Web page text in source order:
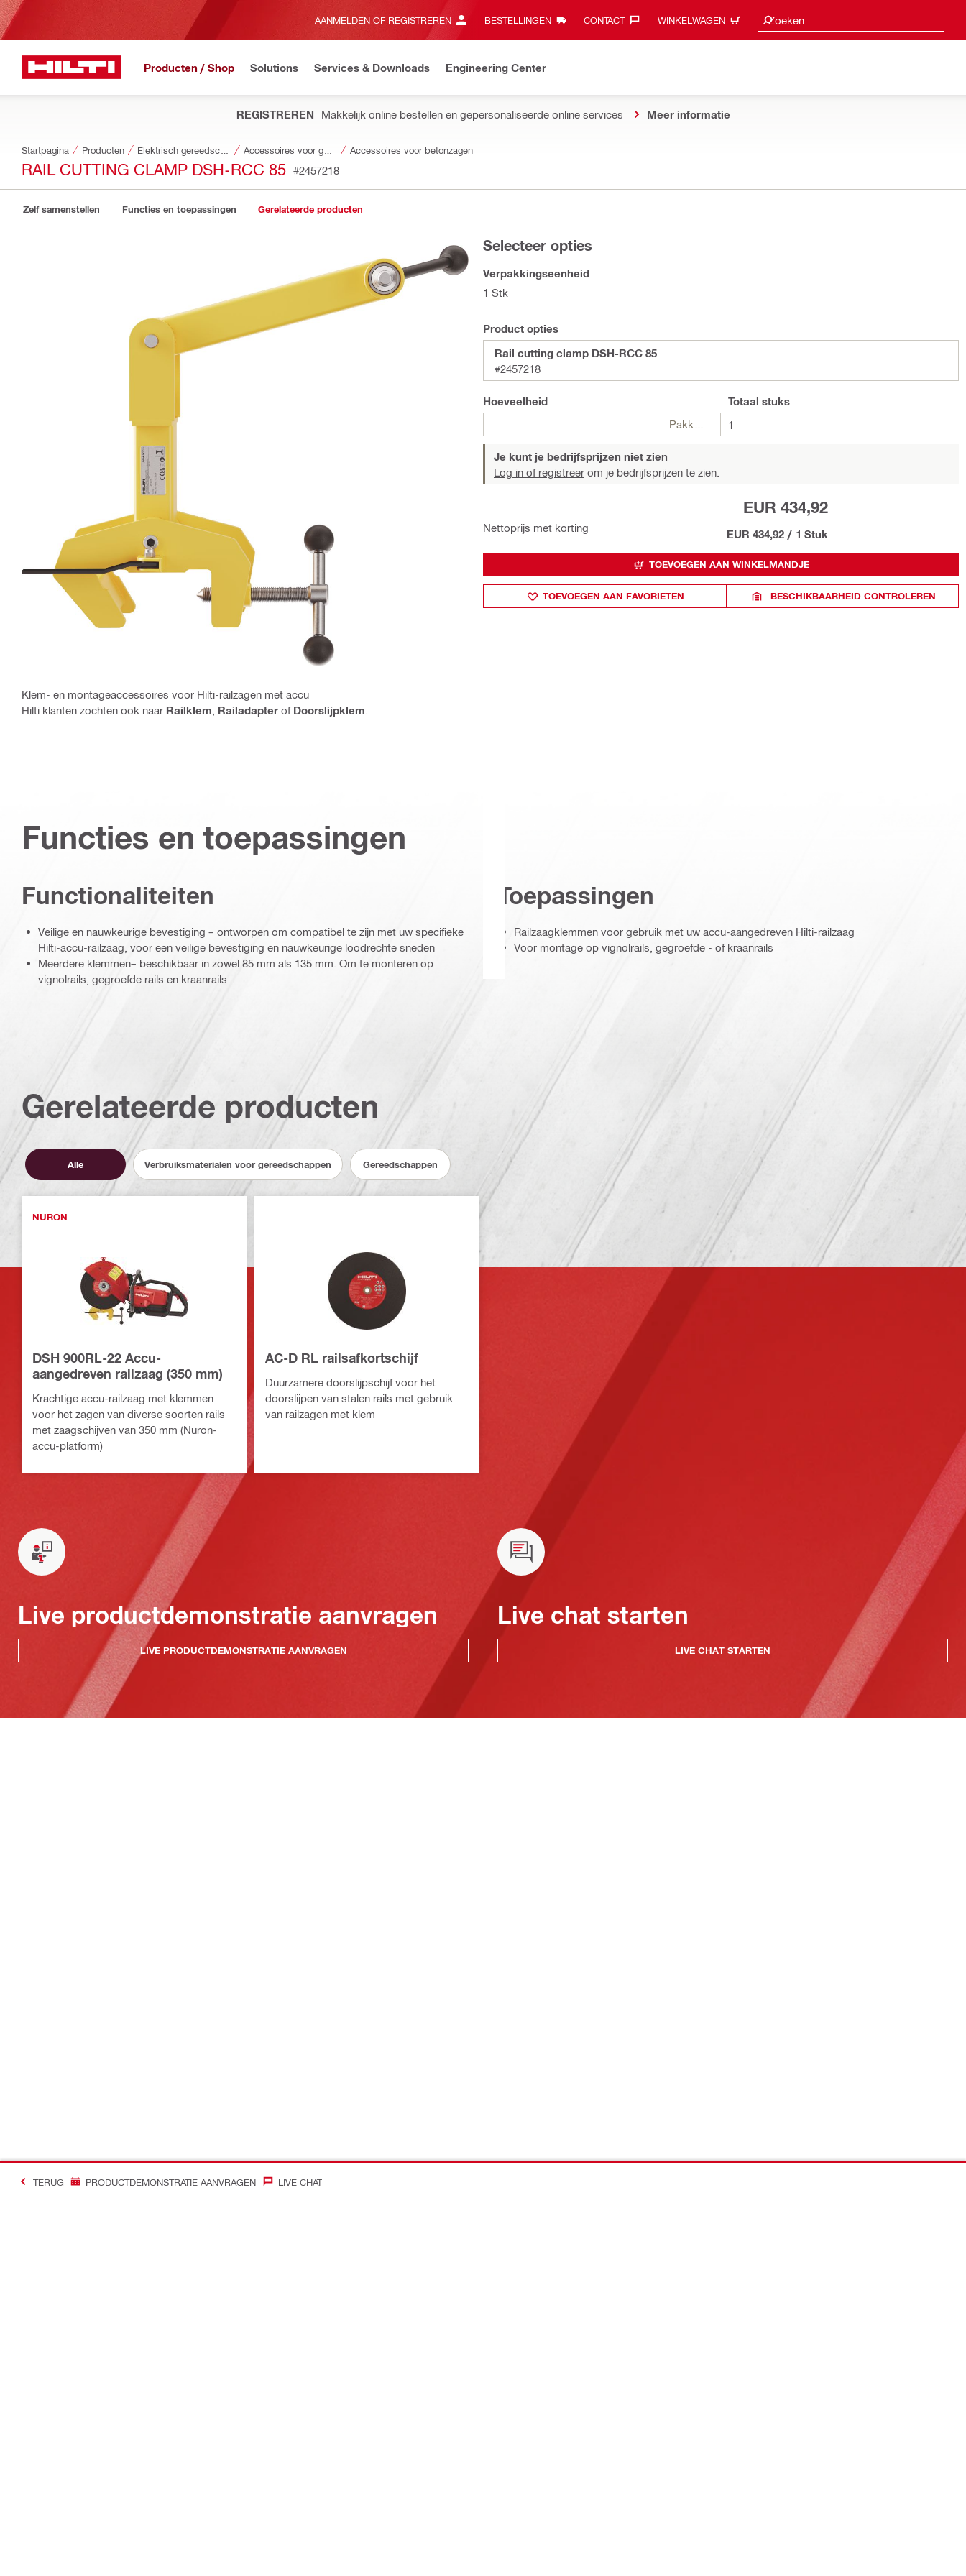
AANMELDEN OF REGISTREREN BESTELLINGEN CONTACT‎ WINKELWAGEN Zoeken
Zoeksuggesties
Producten / Shop Solutions Services & Downloads Engineering Center
REGISTREREN Makkelijk online bestellen en gepersonaliseerde online services Meer informatie
Startpagina Producten Accessoires voor betonzagen
RAIL CUTTING CLAMP DSH-RCC 85 #2457218
Zelf samenstellen Functies en toepassingen Gerelateerde producten
Klem- en montageaccessoires voor Hilti-railzagen met accu
Hilti klanten zochten ook naar Railklem Railadapter of Doorslijpklem
Selecteer opties
Verpakkingseenheid
1 Stk
Product opties
Rail cutting clamp DSH-RCC 85
#2457218
Hoeveelheid
Pakketten
Totaal stuks
1
Je kunt je bedrijfsprijzen niet zien
Log in of registreer om je bedrijfsprijzen te zien.
Nettoprijs met korting
EUR 434,92
EUR 434,92 / 1 Stuk
TOEVOEGEN AAN WINKELMANDJE
TOEVOEGEN AAN FAVORIETEN BESCHIKBAARHEID CONTROLEREN
Functies en toepassingen
Functionaliteiten
Veilige en nauwkeurige bevestiging – ontworpen om compatibel te zijn met uw specifieke
Hilti-accu-railzaag, voor een veilige bevestiging en nauwkeurige loodrechte sneden
Meerdere klemmen– beschikbaar in zowel 85 mm als 135 mm. Om te monteren op
vignolrails, gegroefde rails en kraanrails
Toepassingen
Railzaagklemmen voor gebruik met uw accu-aangedreven Hilti-railzaag
Voor montage op vignolrails, gegroefde - of kraanrails
Gerelateerde producten
Alle Verbruiksmaterialen voor gereedschappen Gereedschappen
NURON
DSH 900RL-22 Accu-
aangedreven railzaag (350 mm)
Krachtige accu-railzaag met klemmen
voor het zagen van diverse soorten rails
met zaagschijven van 350 mm (Nuron-
accu-platform)
AC-D RL railsafkortschijf
Duurzamere doorslijpschijf voor het
doorslijpen van stalen rails met gebruik
van railzagen met klem
Live productdemonstratie aanvragen
LIVE PRODUCTDEMONSTRATIE AANVRAGEN
Live chat starten
LIVE CHAT STARTEN
TERUG PRODUCTDEMONSTRATIE AANVRAGEN LIVE CHAT